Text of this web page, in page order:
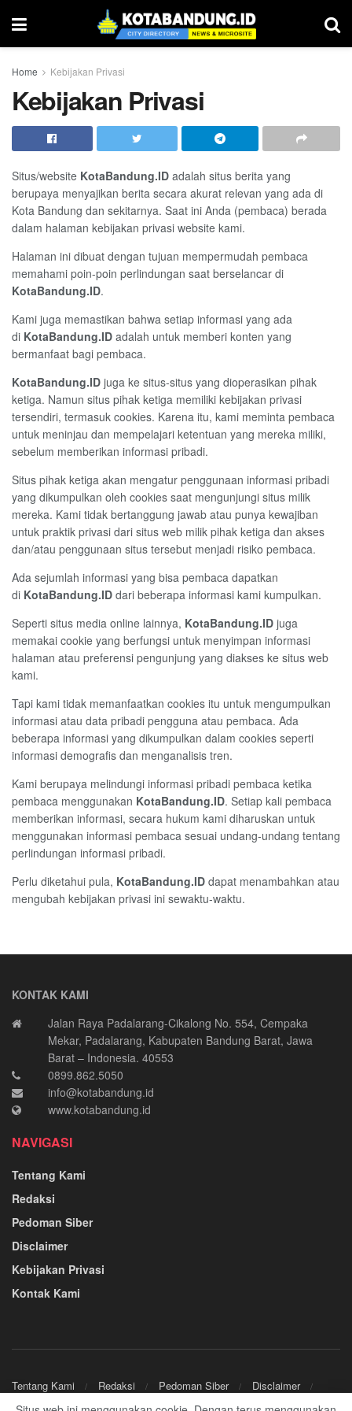
Home Kebijakan Privasi
Kebijakan Privasi
Situs/website KotaBandung.ID adalah situs berita yang
berupaya menyajikan berita secara akurat relevan yang ada di
Kota Bandung dan sekitarnya. Saat ini Anda (pembaca) berada
dalam halaman kebijakan privasi website kami.
Halaman ini dibuat dengan tujuan mempermudah pembaca
memahami poin-poin perlindungan saat berselancar di
KotaBandung.ID.
Kami juga memastikan bahwa setiap informasi yang ada
di KotaBandung.ID adalah untuk memberi konten yang
bermanfaat bagi pembaca.
KotaBandung.ID juga ke situs-situs yang dioperasikan pihak
ketiga. Namun situs pihak ketiga memiliki kebijakan privasi
tersendiri, termasuk cookies. Karena itu, kami meminta pembaca
untuk meninjau dan mempelajari ketentuan yang mereka miliki,
sebelum memberikan informasi pribadi.
Situs pihak ketiga akan mengatur penggunaan informasi pribadi
yang dikumpulkan oleh cookies saat mengunjungi situs milik
mereka. Kami tidak bertanggung jawab atau punya kewajiban
untuk praktik privasi dari situs web milik pihak ketiga dan akses
dan/atau penggunaan situs tersebut menjadi risiko pembaca.
Ada sejumlah informasi yang bisa pembaca dapatkan
di KotaBandung.ID dari beberapa informasi kami kumpulkan.
Seperti situs media online lainnya, KotaBandung.ID juga
memakai cookie yang berfungsi untuk menyimpan informasi
halaman atau preferensi pengunjung yang diakses ke situs web
kami.
Tapi kami tidak memanfaatkan cookies itu untuk mengumpulkan
informasi atau data pribadi pengguna atau pembaca. Ada
beberapa informasi yang dikumpulkan dalam cookies seperti
informasi demografis dan menganalisis tren.
Kami berupaya melindungi informasi pribadi pembaca ketika
pembaca menggunakan KotaBandung.ID. Setiap kali pembaca
memberikan informasi, secara hukum kami diharuskan untuk
menggunakan informasi pembaca sesuai undang-undang tentang
perlindungan informasi pribadi.
Perlu diketahui pula, KotaBandung.ID dapat menambahkan atau
mengubah kebijakan privasi ini sewaktu-waktu.
KONTAK KAMI
Jalan Raya Padalarang-Cikalong No. 554, Cempaka
Mekar, Padalarang, Kabupaten Bandung Barat, Jawa
Barat – Indonesia. 40553
0899.862.5050
info@kotabandung.id
www.kotabandung.id
NAVIGASI
Tentang Kami
Redaksi
Pedoman Siber
Disclaimer
Kebijakan Privasi
Kontak Kami
Tentang Kami Redaksi Pedoman Siber
Disclaimer